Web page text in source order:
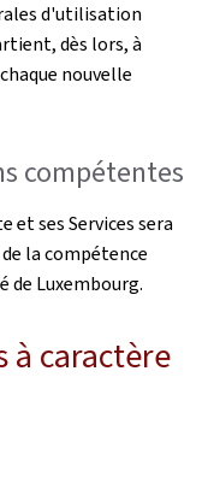
d'utilisation
dès lors, à
nouvelle
compétentes
ses Services sera
la compétence
de Luxembourg.
à caractère